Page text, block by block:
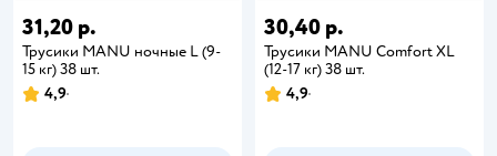
31,20 р.
Трусики MANU ночные L (9-
15 кг) 38 шт.
4,9
30,40 р.
Трусики MANU Comfort XL
(12-17 кг) 38 шт.
4,9